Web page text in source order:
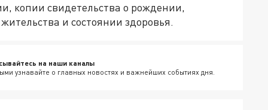
копии свидетельства о рождении,
и состоянии здоровья.
на наши каналы
узнавайте о главных новостях и важнейших событиях дня.